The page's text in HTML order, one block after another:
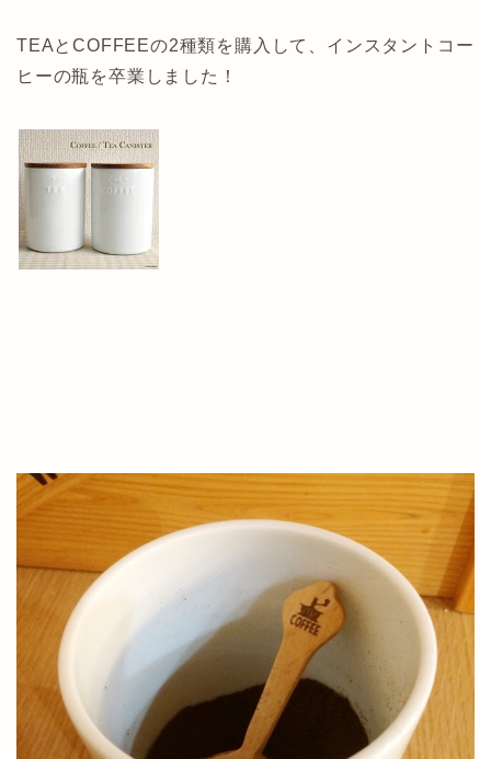
TEAとCOFFEEの2種類を購入して、インスタントコー
ヒーの瓶を卒業しました！